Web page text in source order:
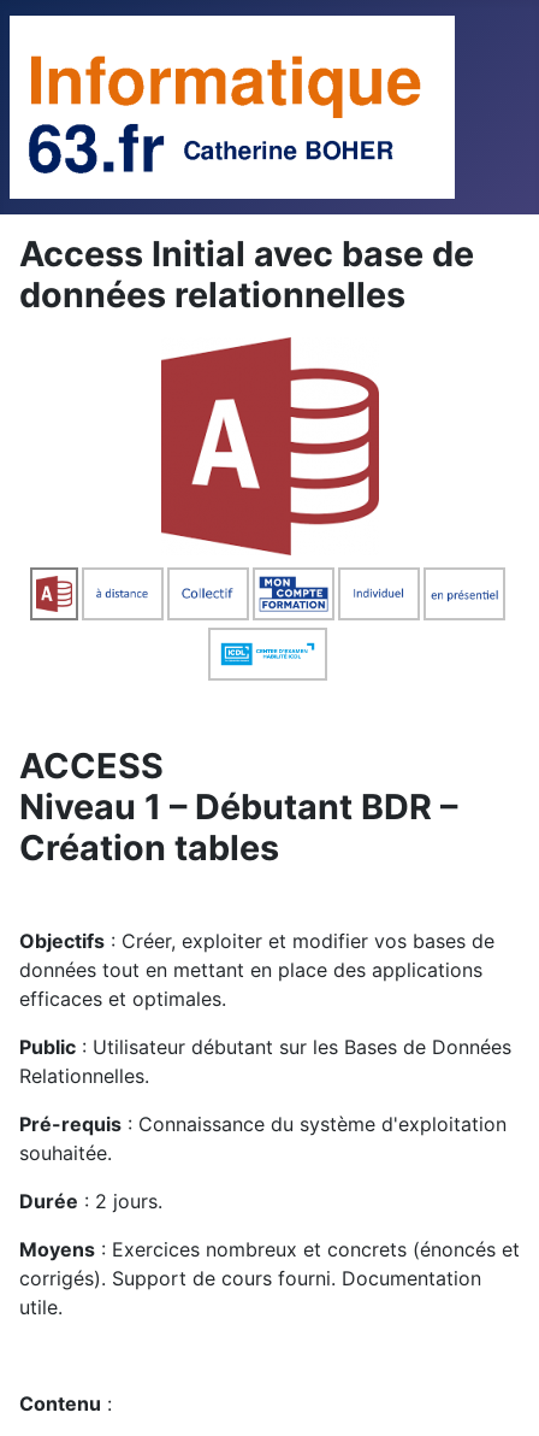
Access Initial avec base de
données relationnelles
ACCESS
Niveau 1 – Débutant BDR –
Création tables
Objectifs : Créer, exploiter et modifier vos bases de
données tout en mettant en place des applications
efficaces et optimales.
Public : Utilisateur débutant sur les Bases de Données
Relationnelles.
Pré-requis : Connaissance du système d'exploitation
souhaitée.
Durée : 2 jours.
Moyens : Exercices nombreux et concrets (énoncés et
corrigés). Support de cours fourni. Documentation
utile.
Contenu :